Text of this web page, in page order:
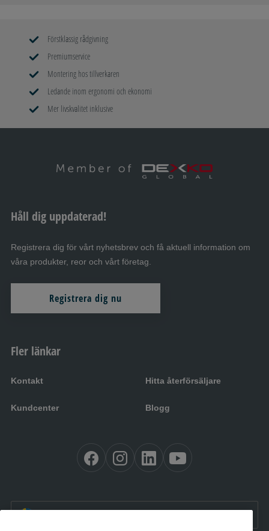
Förstklassig rådgivning
Premiumservice
Montering hos tillverkaren
Ledande inom ergonomi och ekonomi
Mer livskvalitet inklusive
Fler länkar
Kontakt Hitta återförsäljare
Kundcenter Blogg
Håll dig uppdaterad!
Registrera dig för vårt nyhetsbrev och få aktuell information om
våra produkter, reor och vårt företag.
Registrera dig nu